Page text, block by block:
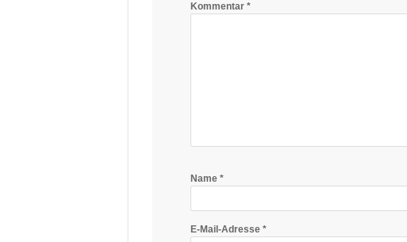
Kommentar *
Name *
E-Mail-Adresse *